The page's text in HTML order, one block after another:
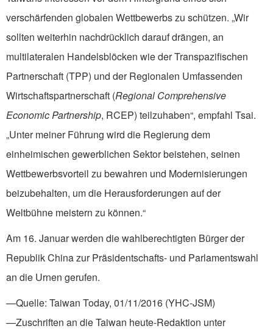
verschärfenden globalen Wettbewerbs zu schützen. „Wir
sollten weiterhin nachdrücklich darauf drängen, an
multilateralen Handelsblöcken wie der Transpazifischen
Partnerschaft (TPP) und der Regionalen Umfassenden
Wirtschaftspartnerschaft (Regional Comprehensive
Economic Partnership, RCEP) teilzuhaben“, empfahl Tsai.
„Unter meiner Führung wird die Regierung dem
einheimischen gewerblichen Sektor beistehen, seinen
Wettbewerbsvorteil zu bewahren und Modernisierungen
beizubehalten, um die Herausforderungen auf der
Weltbühne meistern zu können.“
Am 16. Januar werden die wahlberechtigten Bürger der
Republik China zur Präsidentschafts- und Parlamentswahl
an die Urnen gerufen.
—Quelle: Taiwan Today, 01/11/2016 (YHC-JSM)
—Zuschriften an die Taiwan heute-Redaktion unter